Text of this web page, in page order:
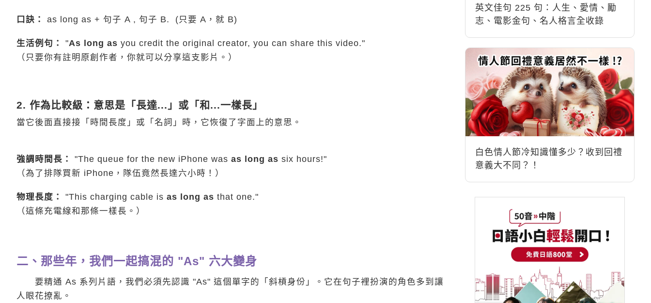
口訣： as long as + 句子 A , 句子 B. (只要 A，就 B)
生活例句： "As long as you credit the original creator, you can share this video."
（只要你有註明原創作者，你就可以分享這支影片。）
2. 作為比較級：意思是「長達...」或「和...一樣長」
當它後面直接接「時間長度」或「名詞」時，它恢復了字面上的意思。
強調時間長： "The queue for the new iPhone was as long as six hours!"
（為了排隊買新 iPhone，隊伍竟然長達六小時！）
物理長度： "This charging cable is as long as that one."
（這條充電線和那條一樣長。）
二、那些年，我們一起搞混的 "As" 六大變身
要精通 As 系列片語，我們必須先認識 "As" 這個單字的「斜槓身份」。它在句子裡扮演的角色多到讓
人眼花撩亂。
英文佳句 225 句：人生、愛情、勵
志、電影金句、名人格言全收錄
白色情人節冷知識懂多少？收到回禮
意義大不同？！